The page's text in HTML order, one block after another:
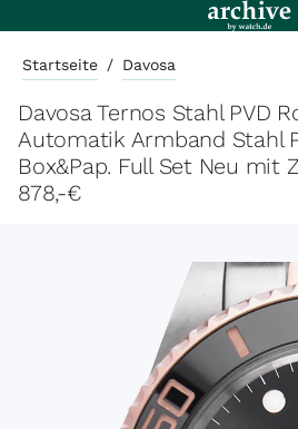
Startseite / Davosa
Davosa Ternos Stahl PVD
Automatik Armband Stahl
Box&Pap. Full Set Neu mit
878,-€